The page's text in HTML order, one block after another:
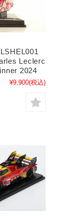
Leclerc
2024
¥9,900(税込)